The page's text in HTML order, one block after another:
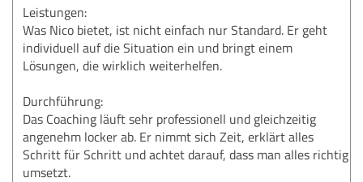
Leistungen:
Was Nico bietet, ist nicht einfach nur Standard. Er geht
individuell auf die Situation ein und bringt einem
Lösungen, die wirklich weiterhelfen.
Durchführung:
Das Coaching läuft sehr professionell und gleichzeitig
angenehm locker ab. Er nimmt sich Zeit, erklärt alles
Schritt für Schritt und achtet darauf, dass man alles richtig
umsetzt.